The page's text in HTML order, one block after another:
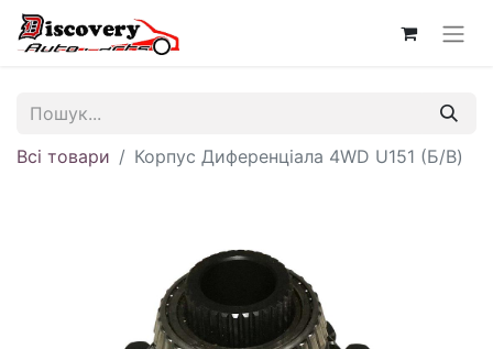
Всі товари Корпус Диференціала 4WD U151 (Б/В)